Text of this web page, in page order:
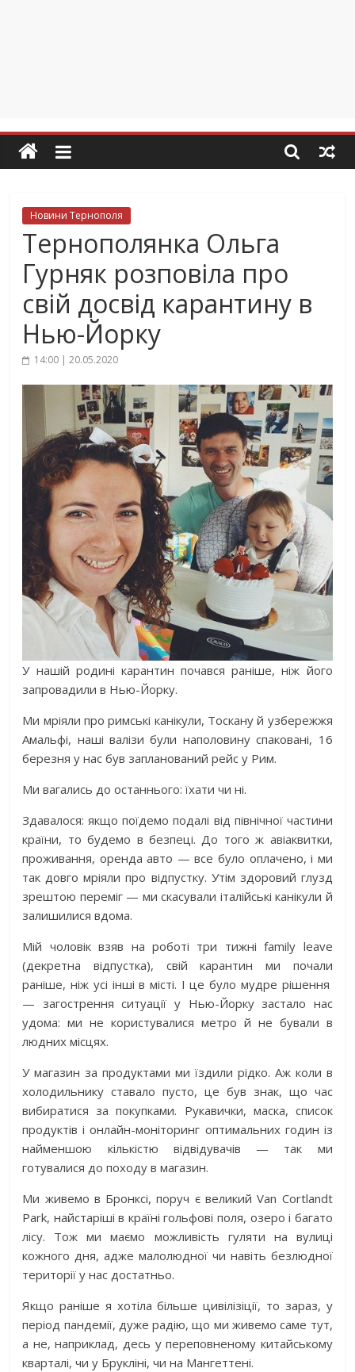
Новини Тернополя
Тернополянка Ольга
Гурняк розповіла про
свій досвід карантину в
Нью-Йорку
14:00 | 20.05.2020
У нашій родині карантин почався раніше, ніж його
запровадили в Нью-Йорку.
Ми мріяли про римські канікули, Тоскану й узбережжя
Амальфі, наші валізи були наполовину спаковані, 16
березня у нас був запланований рейс у Рим.
Ми вагались до останнього: їхати чи ні.
Здавалося: якщо поїдемо подалі від північної частини
країни, то будемо в безпеці. До того ж авіаквитки,
проживання, оренда авто — все було оплачено, і ми
так довго мріяли про відпустку. Утім здоровий глузд
зрештою переміг — ми скасували італійські канікули й
залишилися вдома.
Мій чоловік взяв на роботі три тижні family leave
(декретна відпустка), свій карантин ми почали
раніше, ніж усі інші в місті. І це було мудре рішення
— загострення ситуації у Нью-Йорку застало нас
удома: ми не користувалися метро й не бували в
людних місцях.
У магазин за продуктами ми їздили рідко. Аж коли в
холодильнику ставало пусто, це був знак, що час
вибиратися за покупками. Рукавички, маска, список
продуктів і онлайн-моніторинг оптимальних годин із
найменшою кількістю відвідувачів — так ми
готувалися до походу в магазин.
Ми живемо в Бронксі, поруч є великий Van Cortlandt
Park, найстаріші в країні гольфові поля, озеро і багато
лісу. Тож ми маємо можливість гуляти на вулиці
кожного дня, адже малолюдної чи навіть безлюдної
території у нас достатньо.
Якщо раніше я хотіла більше цивілізіції, то зараз, у
період пандемії, дуже радію, що ми живемо саме тут,
а не, наприклад, десь у переповненому китайському
кварталі, чи у Брукліні, чи на Мангеттені.